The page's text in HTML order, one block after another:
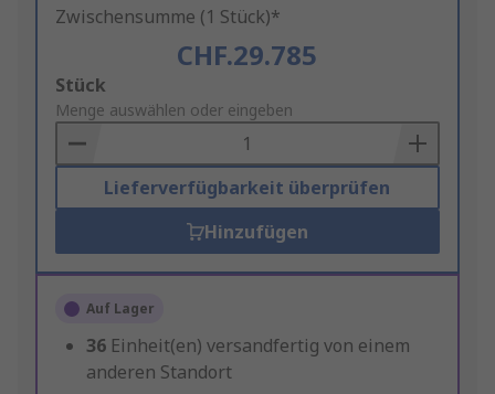
Zwischensumme (1 Stück)*
CHF.29.785
Add
to
Basket
Stück
Menge auswählen oder eingeben
Lieferverfügbarkeit überprüfen
Hinzufügen
Auf Lager
36 Einheit(en) versandfertig von einem
anderen Standort